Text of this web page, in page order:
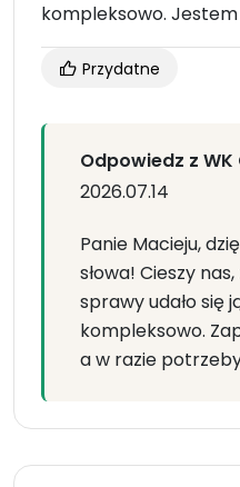
kompleksowo.
Przydatne
Odpowiedz z WK
2026.07.14
Panie Macieju,
słowa! Cieszy
sprawy udało się
kompleksowo.
a w razie